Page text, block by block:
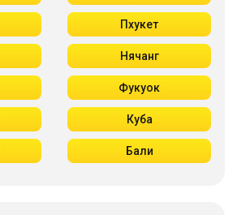
Пхукет
Нячанг
Фукуок
Куба
Бали